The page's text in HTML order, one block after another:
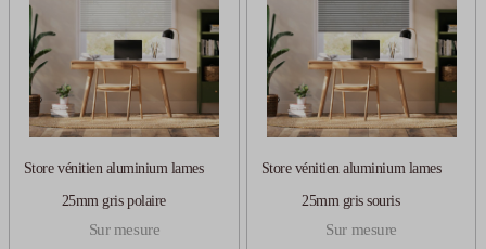
Store vénitien aluminium lames
25mm gris polaire
Sur mesure
Store vénitien aluminium lames
25mm gris souris
Sur mesure